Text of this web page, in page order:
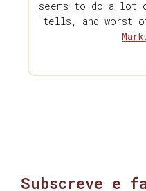
seems to do a
tells, and worst
Subscreve e